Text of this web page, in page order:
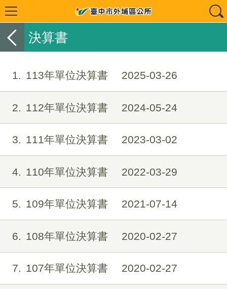
決算書
1 113年單位決算書 2025-03-26
2 112年單位決算書 2024-05-24
3 111年單位決算書 2023-03-02
4 110年單位決算書 2022-03-29
5 109年單位決算書 2021-07-14
6 108年單位決算書 2020-02-27
7 107年單位決算書 2020-02-27